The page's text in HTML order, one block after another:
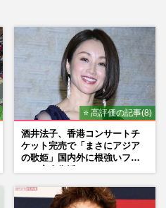
⭐ 高評価の記事(8)
酒井法子、香港コンサートチ
ケット完売で「まさにアジア
の歌姫」国内外に根強いファ